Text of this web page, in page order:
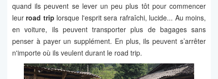
quand ils peuvent se lever un peu plus tôt pour commencer
leurroad trip lorsque l'esprit sera rafraîchi, lucide... Au moins,
en voiture, ils peuvent transporter plus de bagages sans
penser à payer un supplément. En plus, ils peuvent s’arrêter
n'importe où ils veulent durant le road trip.